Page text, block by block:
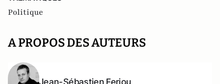
Politique
A PROPOS DES AUTEURS
Jean-Sébastien Ferjou